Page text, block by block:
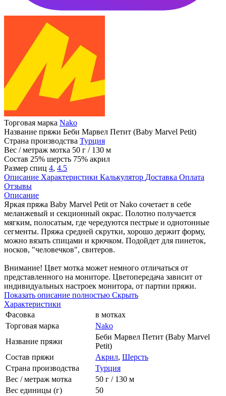
Торговая марка Nako
Название пряжи Беби Марвел Петит (Baby Marvel Petit)
Страна производства Турция
Вес / метраж мотка 50 г / 130 м
Состав 25% шерсть 75% акрил
Размер спиц 4, 4.5
Описание Характеристики Калькулятор Доставка Оплата
Отзывы
Описание
Яркая пряжа Baby Marvel Petit от Nako сочетает в себе
меланжевый и секционный окрас. Полотно получается
мягким, полосатым, где чередуются пестрые и однотонные
сегменты. Пряжа средней скрутки, хорошо держит форму,
можно вязать спицами и крючком. Подойдет для пинеток,
носков, "человечков", свитеров.
Внимание! Цвет мотка может немного отличаться от
представленного на мониторе. Цветопередача зависит от
индивидуальных настроек монитора, от партии пряжи.
Показать описание полностью Скрыть
Характеристики
Фасовка
в мотках
Торговая марка
Nako
Название пряжи
Беби Марвел Петит (Baby Marvel
Petit)
Состав пряжи
Акрил, Шерсть
Страна производства
Турция
Вес / метраж мотка
50 г / 130 м
Вес единицы (г)
50